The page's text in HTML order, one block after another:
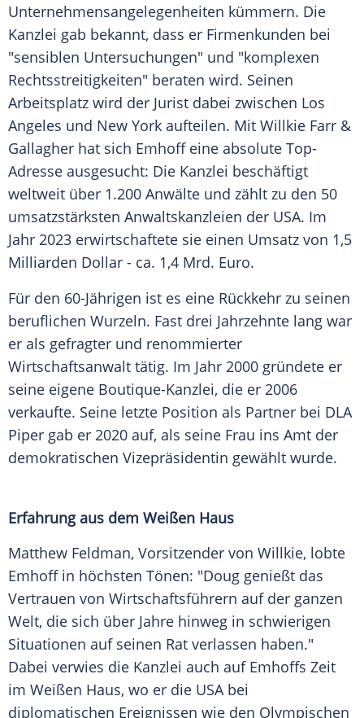
Unternehmensangelegenheiten kümmern. Die
Kanzlei gab bekannt, dass er Firmenkunden bei
"sensiblen Untersuchungen" und "komplexen
Rechtsstreitigkeiten" beraten wird. Seinen
Arbeitsplatz wird der Jurist dabei zwischen Los
Angeles und New York aufteilen. Mit Willkie Farr &
Gallagher hat sich Emhoff eine absolute Top-
Adresse ausgesucht: Die Kanzlei beschäftigt
weltweit über 1.200 Anwälte und zählt zu den 50
umsatzstärksten Anwaltskanzleien der USA. Im
Jahr 2023 erwirtschaftete sie einen Umsatz von 1,5
Milliarden Dollar - ca. 1,4 Mrd. Euro.
Für den 60-Jährigen ist es eine Rückkehr zu seinen
beruflichen Wurzeln. Fast drei Jahrzehnte lang war
er als gefragter und renommierter
Wirtschaftsanwalt tätig. Im Jahr 2000 gründete er
seine eigene Boutique-Kanzlei, die er 2006
verkaufte. Seine letzte Position als Partner bei DLA
Piper gab er 2020 auf, als seine Frau ins Amt der
demokratischen Vizepräsidentin gewählt wurde.
Erfahrung aus dem Weißen Haus
Matthew Feldman, Vorsitzender von Willkie, lobte
Emhoff in höchsten Tönen: "Doug genießt das
Vertrauen von Wirtschaftsführern auf der ganzen
Welt, die sich über Jahre hinweg in schwierigen
Situationen auf seinen Rat verlassen haben."
Dabei verwies die Kanzlei auch auf Emhoffs Zeit
im Weißen Haus, wo er die USAbei
diplomatischen Ereignissen wie den Olympischen